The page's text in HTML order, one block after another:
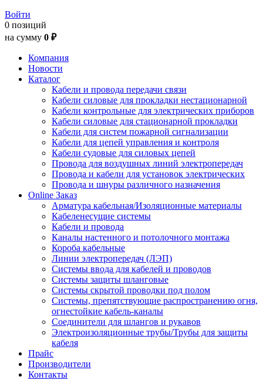
Войти
0 позиций
на сумму 0 ₽
Компания
Новости
Каталог
Кабели и провода передачи связи
Кабели силовые для прокладки нестационарной
Кабели контрольные для электрических приборов
Кабели силовые для стационарной прокладки
Кабели для систем пожарной сигнализации
Кабели для цепей управления и контроля
Кабели судовые для силовых цепей
Провода для воздушных линий электропередач
Провода и кабели для установок электрических
Провода и шнуры различного назначения
Online Заказ
Арматура кабельная/Изоляционные материалы
Кабеленесущие системы
Кабели и провода
Каналы настенного и потолочного монтажа
Короба кабельные
Линии электропередач (ЛЭП)
Системы ввода для кабелей и проводов
Системы защиты шланговые
Системы скрытой проводки под полом
Системы, препятствующие распространению огня,
огнестойкие кабель-каналы
Соединители для шлангов и рукавов
Электроизоляционные трубы/Трубы для защиты
кабеля
Прайс
Производители
Контакты